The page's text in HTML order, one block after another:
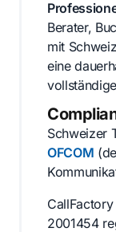
Berater,
mit
eine
Schweizer
OFCOM
2001454